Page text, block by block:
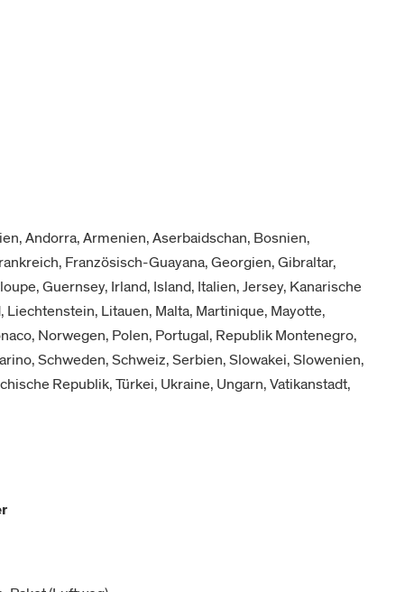
Andorra, Armenien, Aserbaidschan, Bosnien,
Französisch-Guayana, Georgien, Gibraltar,
Guernsey, Irland, Island, Italien, Jersey, Kanarische
Litauen, Malta, Martinique, Mayotte,
Norwegen, Polen, Portugal, Republik Montenegro,
Schweden, Schweiz, Serbien, Slowakei, Slowenien,
Republik, Türkei, Ukraine, Ungarn, Vatikanstadt,